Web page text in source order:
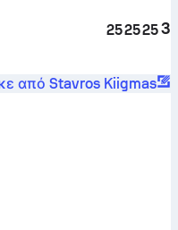
2525253
από Stavros Kiigmas